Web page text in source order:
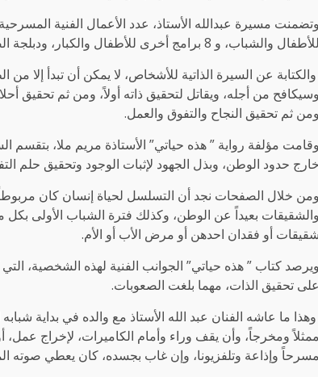
للأطفال والشباب، و 8 برامج أخرى للأطفال والكبار، ودبلجة الصوت في 4 أعمال أخرى، بالإضافة الى 9 مسلسلات الدرامية .
والكتابة عن السيرة الذاتية للأشخاص، لا يمكن أن تبدأ إلا
وسيكافح من أجله، ويقاتل لتحقيق ذاته أولاً، ومن ثم تحقيق
ومن ثم تحقيق النجاح والتفوق والعمل.
خارج حدود الوطن، وبذل الجهود لإثبات الوجود وتحقيق حلم
ومن خلال الصفحات نجد أن التسلسل لحياة إنسان كان
والشقيقات بعيداً عن الوطن، وكذلك فترة الشباب الأولى بكل
شقيقات أو فقدان احدهن أو مرض الأب أو الأم.
ويرصد كتاب ” هذه حياتي” الجوانب الفنية لهذه الشخصية، التي
على تحقيق الذات، مهما بلغت الصعوبات.
وهذا ما عاشه الفنان عبد الله الأستاذ مع والده في بداية
ممثلاً ومخرجاً، وأن يقف وراء وأمام الكاميرات، لإخراج
مسرحاً وإذاعة وتلفزيونا، وإن غاب بجسده، كان يعطي صوته